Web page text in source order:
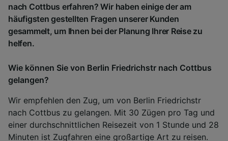
nach Cottbus erfahren? Wir haben einige der am
häufigsten gestellten Fragen unserer Kunden
gesammelt, um Ihnen bei der Planung Ihrer Reise zu
helfen.
Wie können Sie von Berlin Friedrichstr nach Cottbus
gelangen?
Wir empfehlen den Zug, um von Berlin Friedrichstr
nach Cottbus zu gelangen. Mit 30 Zügen pro Tag und
einer durchschnittlichen Reisezeit von 1 Stunde und 28
Minuten ist Zugfahren eine großartige Art zu reisen.